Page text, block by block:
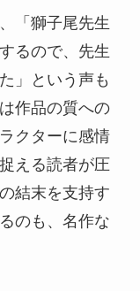
「獅子尾先生
るので、先生
」という声も
作品の質への
クターに感情
える読者が圧
結末を支持す
のも、名作な